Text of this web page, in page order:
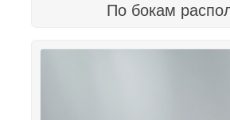
По бокам